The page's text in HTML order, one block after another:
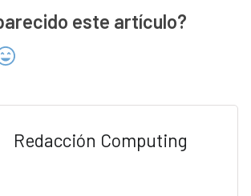
este artículo?
Redacción Computing